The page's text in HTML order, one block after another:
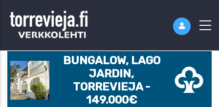
BUNGALOW, LAGO
JARDIN,
TORREVIEJA -
149.000€